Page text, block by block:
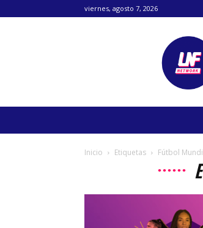
viernes, agosto 7, 2026
Inicio Etiquetas Fútbol